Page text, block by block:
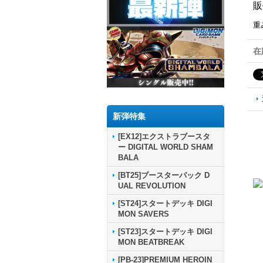
新弾特集
[EX12]エクストラブースタ
ー DIGITAL WORLD SHAM
BALA
[BT25]ブースターパック D
UAL REVOLUTION
[ST24]スタートデッキ DIGI
MON SAVERS
[ST23]スタートデッキ DIGI
MON BEATBREAK
[PB-23]PREMIUM HEROIN
重
在